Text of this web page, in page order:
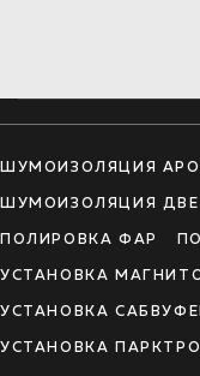
ШУМОИЗОЛЯЦИЯ
ШУМОИЗОЛЯЦИЯ
ПОЛИРОВКА ФАР
УСТАНОВКА
УСТАНОВКА
УСТАНОВКА